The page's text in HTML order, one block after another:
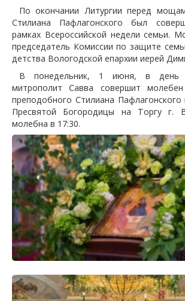
По окончании Литургии перед
Стилиана Пафлагонского был
рамках Всероссийской недели семьи.
председатель Комиссии по защите
детства Вологодской епархии иерей
В понедельник, 1 июня, в день
митрополит Савва совершит
преподобного Стилиана
Пресвятой Богородицы на Торгу г.
молебна в 17:30.